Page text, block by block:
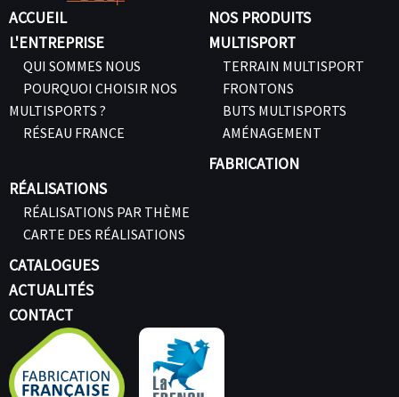
ACCUEIL
L'ENTREPRISE
QUI SOMMES NOUS
POURQUOI CHOISIR NOS
MULTISPORTS ?
RÉSEAU FRANCE
NOS PRODUITS
MULTISPORT
TERRAIN MULTISPORT
FRONTONS
BUTS MULTISPORTS
AMÉNAGEMENT
FABRICATION
RÉALISATIONS
RÉALISATIONS PAR THÈME
CARTE DES RÉALISATIONS
CATALOGUES
ACTUALITÉS
CONTACT